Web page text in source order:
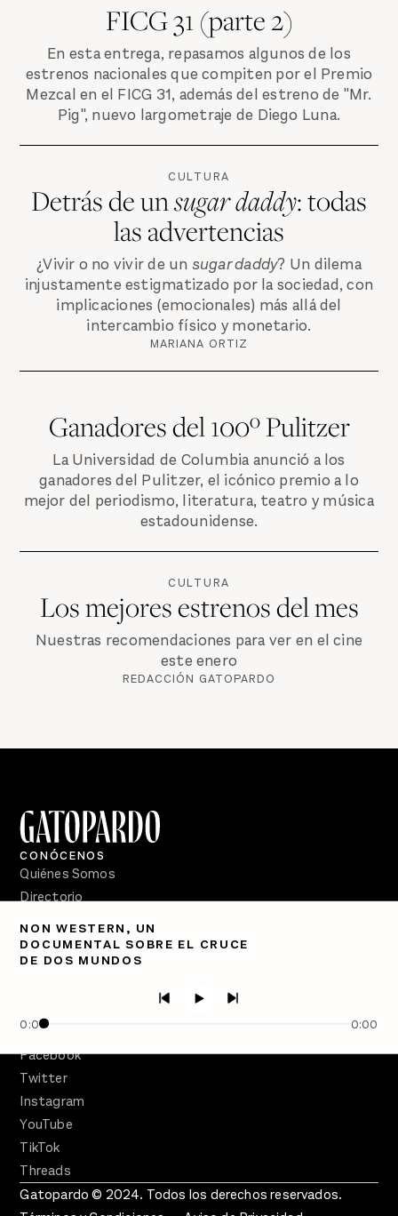
FICG 31 (parte 2)
En esta entrega, repasamos algunos de los
estrenos nacionales que compiten por el Premio
Mezcal en el FICG 31, además del estreno de "Mr.
Pig", nuevo largometraje de Diego Luna.
CULTURA
Detrás de unsugar daddy: todas
las advertencias
¿Vivir o no vivir de un sugar daddy? Un dilema
injustamente estigmatizado por la sociedad, con
implicaciones (emocionales) más allá del
intercambio físico y monetario.
MARIANA ORTIZ
Ganadores del 100º Pulitzer
La Universidad de Columbia anunció a los
ganadores del Pulitzer, el icónico premio a lo
mejor del periodismo, literatura, teatro y música
estadounidense.
CULTURA
Los mejores estrenos del mes
Nuestras recomendaciones para ver en el cine
este enero
REDACCIÓN GATOPARDO
NON WESTERN, UN
DOCUMENTAL SOBRE EL CRUCE
DE DOS MUNDOS
0:00 0:00
CONÓCENOS
Quiénes Somos
Directorio
PÓDCASTS
Semanario Gatopardo
Facebook
Twitter
Instagram
YouTube
TikTok
Threads
Gatopardo © 2024. Todos los derechos reservados.